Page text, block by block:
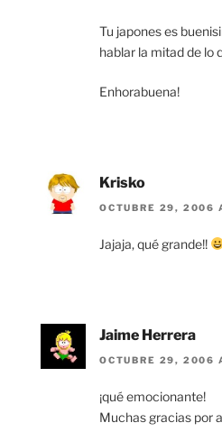
Tu japones es
hablar la mitad de lo
Enhorabuena!
Krisko
OCTUBRE 29, 2006
Jajaja, qué grande!!
Jaime Herrera
OCTUBRE 29, 2006
¡qué emocionante!
Muchas gracias por